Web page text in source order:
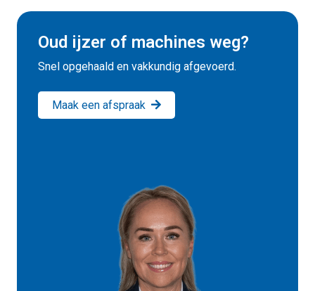
Oud ijzer of machines weg?
Snel opgehaald en vakkundig afgevoerd.
Maak een afspraak